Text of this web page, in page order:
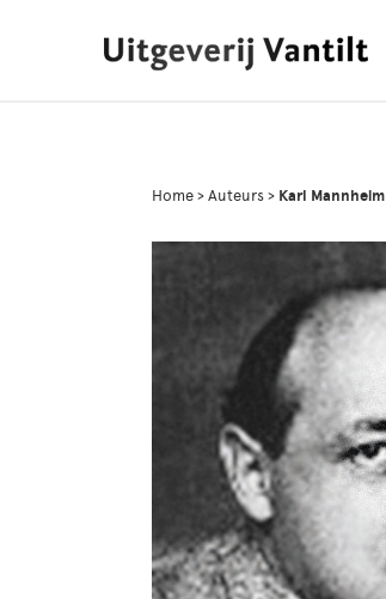
Home > Auteurs > Karl Mannheim